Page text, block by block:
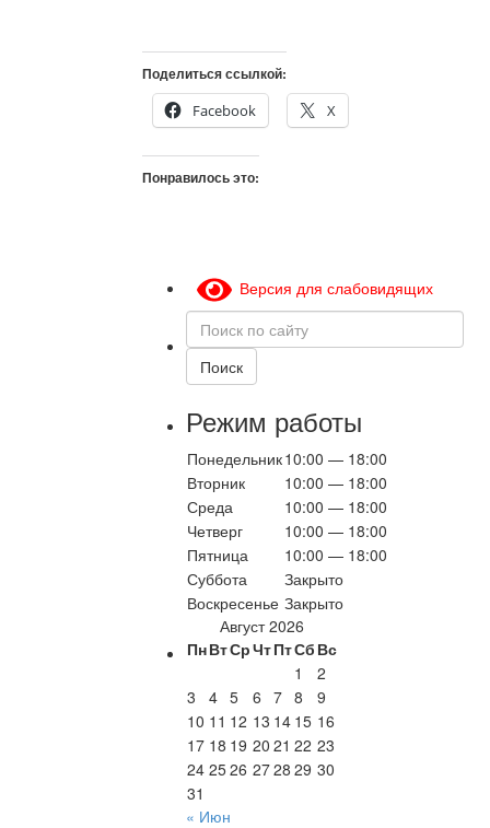
Поделиться ссылкой:
Facebook
X
Понравилось это:
Версия для слабовидящих
Поиск
по
сайту
Поиск
Режим работы
Понедельник10:00 — 18:00
Вторник
10:00 — 18:00
Среда
10:00 — 18:00
Четверг
10:00 — 18:00
Пятница
10:00 — 18:00
Суббота
Закрыто
Воскресенье Закрыто
Август 2026
ПнВтСрЧтПтСб Вс
1
2
3
4 5 6 7 8
9
10 11 12 13 14 15 16
17 18 19 20 21 22 23
24 2526 2728 29 30
31
« Июн